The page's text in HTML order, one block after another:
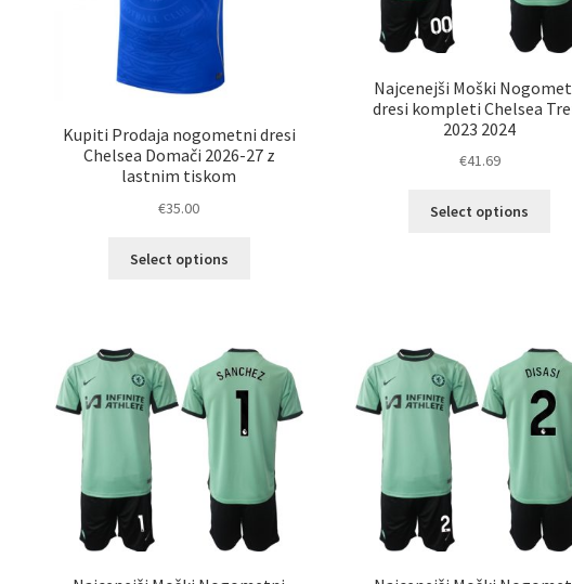
Kupiti Prodaja nogometni dresi
Chelsea Domači 2026-27 z
lastnim tiskom
€35.00
Select options
Možnosti
lahko
izberete
na
strani
izdelka
Najcenejši Moški
dresi kompleti Chelsea
2023 2024
€41.69
Select options
na